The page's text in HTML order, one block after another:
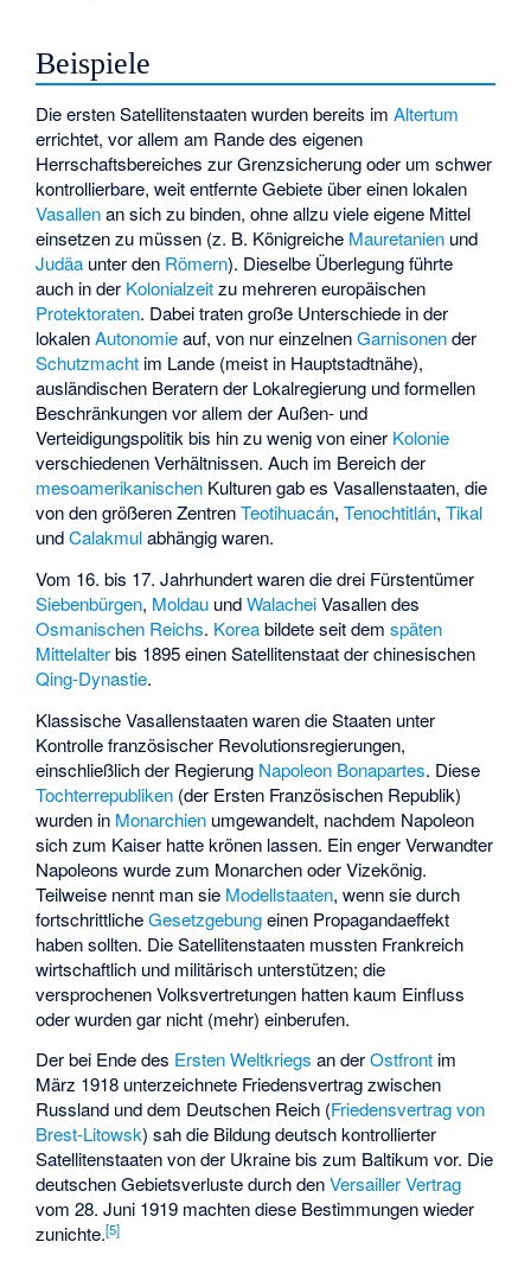
Beispiele
Die ersten Satellitenstaaten wurden bereits imAltertum
errichtet, vor allem am Rande des eigenen
Herrschaftsbereiches zur Grenzsicherung oder um schwer
kontrollierbare, weit entfernte Gebiete über einen lokalen
Vasallenan sich zu binden, ohne allzu viele eigene Mittel
einsetzen zu müssen (z. B. Königreiche Mauretanien und
Judäa unter den Römern). Dieselbe Überlegung führte
auch in der Kolonialzeitzu mehreren europäischen
Protektoraten. Dabei traten große Unterschiede in der
lokalenAutonomieauf, von nur einzelnenGarnisonender
Schutzmacht im Lande (meist in Hauptstadtnähe),
ausländischen Beratern der Lokalregierung und formellen
Beschränkungen vor allem der Außen- und
Verteidigungspolitik bis hin zu wenig von einer Kolonie
verschiedenen Verhältnissen. Auch im Bereich der
mesoamerikanischen Kulturen gab es Vasallenstaaten, die
von den größeren ZentrenTeotihuacán,Tenochtitlán,Tikal
undCalakmulabhängig waren.
Vom 16. bis 17. Jahrhundert waren die drei Fürstentümer
Siebenbürgen, Moldau undWalacheiVasallen des
Osmanischen Reichs. Koreabildete seit demspäten
Mittelalterbis 1895 einen Satellitenstaat der chinesischen
Qing-Dynastie.
Klassische Vasallenstaaten waren die Staaten unter
Kontrolle französischer Revolutionsregierungen,
einschließlich der Regierung Napoleon Bonapartes. Diese
Tochterrepubliken (der Ersten Französischen Republik)
wurden in Monarchien umgewandelt, nachdem Napoleon
sich zum Kaiser hatte krönen lassen. Ein enger Verwandter
Napoleons wurde zum Monarchen oder Vizekönig.
Teilweise nennt man sie Modellstaaten, wenn sie durch
fortschrittlicheGesetzgebungeinen Propagandaeffekt
haben sollten. Die Satellitenstaaten mussten Frankreich
wirtschaftlich und militärisch unterstützen; die
versprochenen Volksvertretungen hatten kaum Einfluss
oder wurden gar nicht (mehr) einberufen.
Der bei Ende des Ersten Weltkriegs an derOstfront im
März 1918 unterzeichnete Friedensvertrag zwischen
Russland und dem Deutschen Reich (Friedensvertrag von
Brest-Litowsk) sah die Bildung deutsch kontrollierter
Satellitenstaaten von der Ukraine bis zum Baltikum vor. Die
deutschen Gebietsverluste durch denVersailler Vertrag
vom 28. Juni 1919 machten diese Bestimmungen wieder
zunichte.[5]